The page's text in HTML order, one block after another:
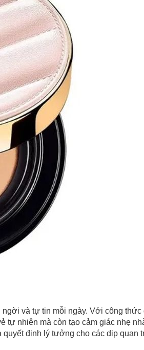
và tự tin mỗi ngày. Với công thức
tự nhiên mà còn tạo cảm giác nhẹ
định lý tưởng cho các dịp quan
khách hàng mới!